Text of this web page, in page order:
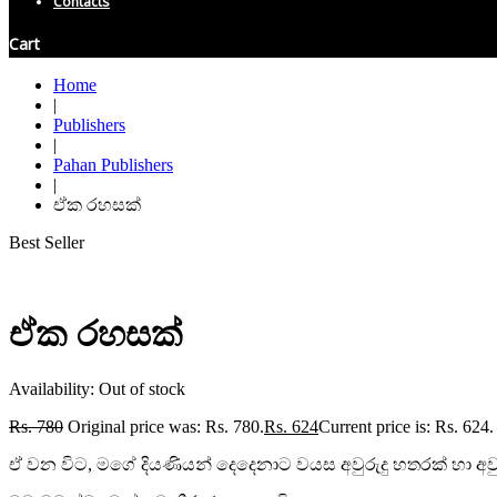
Cart
Home
|
Publishers
|
Pahan Publishers
|
ඒක රහසක්
Best Seller
ඒක රහසක්
Availability: Out of stock
Rs.780 Original price was: Rs. 780.Rs. 624Current price is: Rs. 624.
ඒ වන විට, මගේ දියණියන් දෙදෙනාට වයස අවුරුදු හතරක් හා